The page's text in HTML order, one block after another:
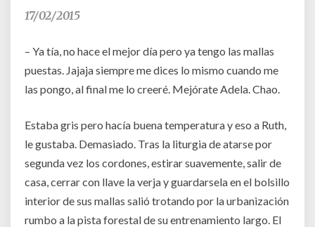
17/02/2015
– Ya tía, no hace el mejor día pero ya tengo las mallas
puestas. Jajaja siempre me dices lo mismo cuando me
las pongo, al final me lo creeré. Mejórate Adela. Chao.
Estaba gris pero hacía buena temperatura y eso a Ruth,
le gustaba. Demasiado. Tras la liturgia de atarse por
segunda vez los cordones, estirar suavemente, salir de
casa, cerrar con llave la verja y guardarsela en el bolsillo
interior de sus mallas salió trotando por la urbanización
rumbo a la pista forestal de su entrenamiento largo. El